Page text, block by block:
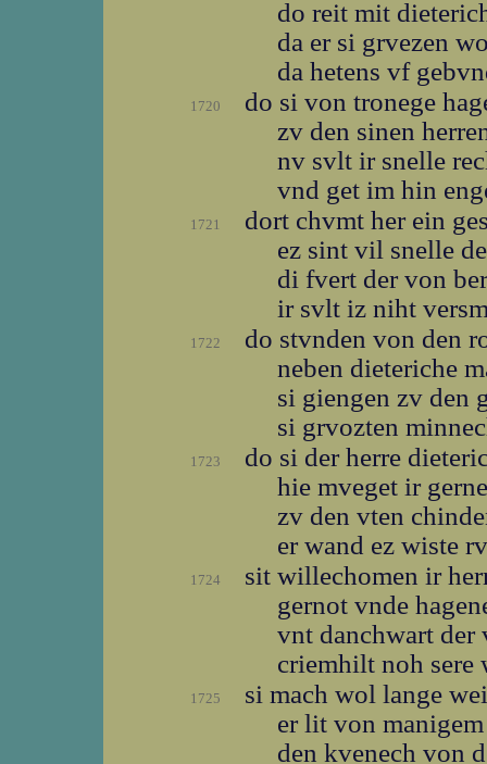
do reit mit
da er si grvezen
da hetens vf
1720
do si von tronege
zv den sinen
nv svlt ir snelle
vnd get im hin
1721
dort chvmt her ein
ez sint vil snelle
di fvert der von
ir svlt iz niht
1722
do stvnden von den
neben dieteriche
si giengen zv den
si grvozten
1723
do si der herre
hie mveget ir
zv den vten
er wand ez wiste
1724
sit willechomen ir
gernot vnde
vnt danchwart
criemhilt noh sere
1725
si mach wol lange
er lit von
den kvenech von